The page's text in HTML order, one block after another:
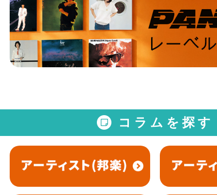
コラムを探す